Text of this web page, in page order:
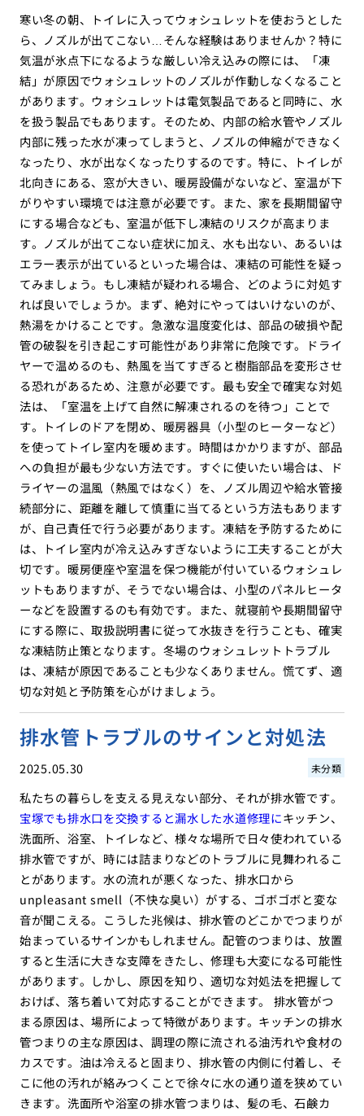
寒い冬の朝、トイレに入ってウォシュレットを使おうとした
ら、ノズルが出てこない…そんな経験はありませんか？特に
気温が氷点下になるような厳しい冷え込みの際には、「凍
結」が原因でウォシュレットのノズルが作動しなくなること
があります。ウォシュレットは電気製品であると同時に、水
を扱う製品でもあります。そのため、内部の給水管やノズル
内部に残った水が凍ってしまうと、ノズルの伸縮ができなく
なったり、水が出なくなったりするのです。特に、トイレが
北向きにある、窓が大きい、暖房設備がないなど、室温が下
がりやすい環境では注意が必要です。また、家を長期間留守
にする場合なども、室温が低下し凍結のリスクが高まりま
す。ノズルが出てこない症状に加え、水も出ない、あるいは
エラー表示が出ているといった場合は、凍結の可能性を疑っ
てみましょう。もし凍結が疑われる場合、どのように対処す
れば良いでしょうか。まず、絶対にやってはいけないのが、
熱湯をかけることです。急激な温度変化は、部品の破損や配
管の破裂を引き起こす可能性があり非常に危険です。ドライ
ヤーで温めるのも、熱風を当てすぎると樹脂部品を変形させ
る恐れがあるため、注意が必要です。最も安全で確実な対処
法は、「室温を上げて自然に解凍されるのを待つ」ことで
す。トイレのドアを閉め、暖房器具（小型のヒーターなど）
を使ってトイレ室内を暖めます。時間はかかりますが、部品
への負担が最も少ない方法です。すぐに使いたい場合は、ド
ライヤーの温風（熱風ではなく）を、ノズル周辺や給水管接
続部分に、距離を離して慎重に当てるという方法もあります
が、自己責任で行う必要があります。凍結を予防するために
は、トイレ室内が冷え込みすぎないように工夫することが大
切です。暖房便座や室温を保つ機能が付いているウォシュレ
ットもありますが、そうでない場合は、小型のパネルヒータ
ーなどを設置するのも有効です。また、就寝前や長期間留守
にする際に、取扱説明書に従って水抜きを行うことも、確実
な凍結防止策となります。冬場のウォシュレットトラブル
は、凍結が原因であることも少なくありません。慌てず、適
切な対処と予防策を心がけましょう。
排水管トラブルのサインと対処法
2025.05.30 未分類
私たちの暮らしを支える見えない部分、それが排水管です。
宝塚でも排水口を交換すると漏水した水道修理にキッチン、
洗面所、浴室、トイレなど、様々な場所で日々使われている
排水管ですが、時には詰まりなどのトラブルに見舞われるこ
とがあります。水の流れが悪くなった、排水口から
unpleasant smell（不快な臭い）がする、ゴボゴボと変な
音が聞こえる。こうした兆候は、排水管のどこかでつまりが
始まっているサインかもしれません。配管のつまりは、放置
すると生活に大きな支障をきたし、修理も大変になる可能性
があります。しかし、原因を知り、適切な対処法を把握して
おけば、落ち着いて対応することができます。 排水管がつ
まる原因は、場所によって特徴があります。キッチンの排水
管つまりの主な原因は、調理の際に流される油汚れや食材の
カスです。油は冷えると固まり、排水管の内側に付着し、そ
こに他の汚れが絡みつくことで徐々に水の通り道を狭めてい
きます。洗面所や浴室の排水管つまりは、髪の毛、石鹸カ